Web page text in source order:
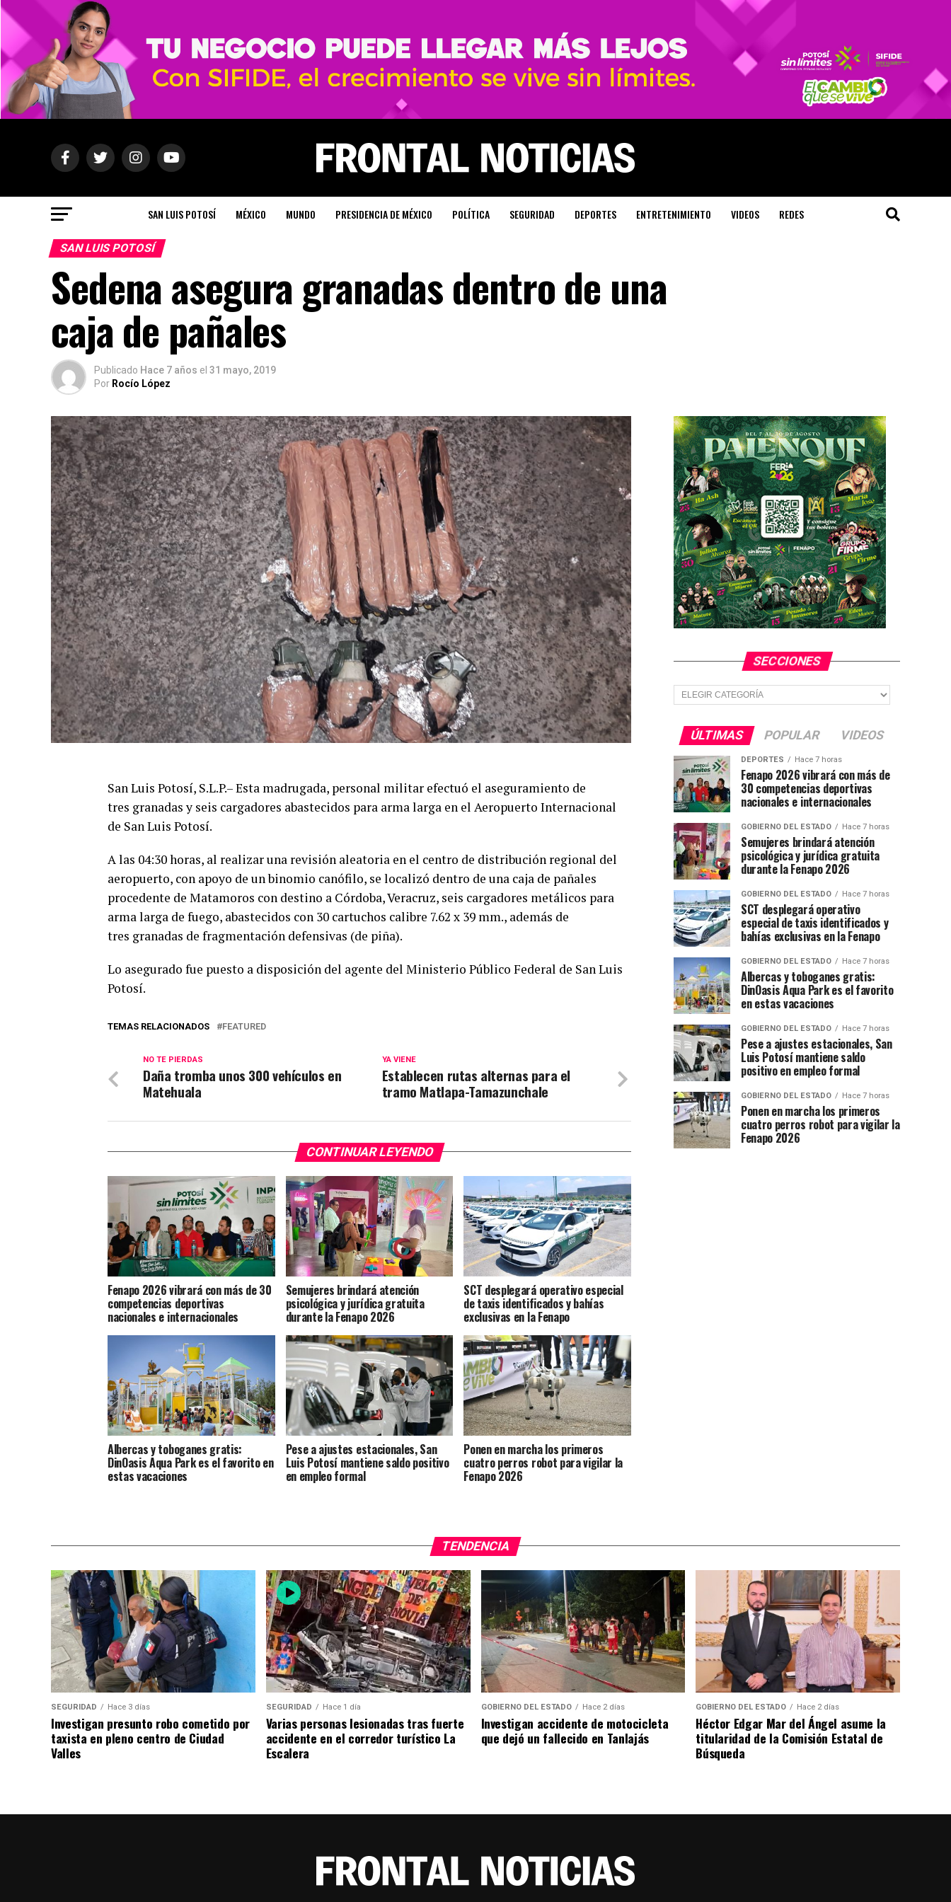
SAN LUIS POTOSÍ MÉXICO MUNDO PRESIDENCIA DE MÉXICO POLÍTICA SEGURIDAD DEPORTES ENTRETENIMIENTO VIDEOS REDES
SAN LUIS POTOSÍ
Sedena asegura granadas dentro de una
caja de pañales
Publicado Hace 7 años el 31 mayo, 2019
Por Rocío López
San Luis Potosí, S.L.P.–Esta madrugada, personal militar efectuó el aseguramiento de
tres granadasy seis cargadores abastecidos para arma larga en el Aeropuerto Internacional
de San Luis Potosí.
A las 04:30horas, al realizar una revisión aleatoria en el centro de distribución regional del
aeropuerto, con apoyo de un binomio canófilo, se localizó dentro de una caja de pañales
procedente de Matamoros con destino a Córdoba,Veracruz, seis cargadores metálicos para
arma larga de fuego, abastecidos con 30 cartuchos calibre 7.62 x 39 mm., además de
tres granadas de fragmentación defensivas (de piña).
Lo asegurado fue puesto a disposición del agente del Ministerio Público Federal de San Luis
Potosí.
TEMAS RELACIONADOS FEATURED
YA VIENE
Establecen rutas alternas para el
tramo Matlapa-Tamazunchale
NO TE PIERDAS
Daña tromba unos 300 vehículos en
Matehuala
CONTINUAR LEYENDO
Fenapo 2026 vibrará con más de 30
competencias deportivas
nacionales e internacionales
Semujeres brindará atención
psicológica y jurídica gratuita
durante la Fenapo 2026
SCT desplegará operativo especial
de taxis identificados y bahías
exclusivas en la Fenapo
Albercas y toboganes gratis:
DinOasis Aqua Park es el favorito en
estas vacaciones
Pese a ajustes estacionales, San
Luis Potosí mantiene saldo positivo
en empleo formal
Ponen en marcha los primeros
cuatro perros robot para vigilar la
Fenapo 2026
SECCIONES
Secciones
ÚLTIMAS POPULAR VIDEOS
DEPORTES Hace 7 horas
Fenapo 2026 vibrará con más de
30 competencias deportivas
nacionales e internacionales
GOBIERNO DEL ESTADO Hace 7 horas
Semujeres brindará atención
psicológica y jurídica gratuita
durante la Fenapo 2026
GOBIERNO DEL ESTADO Hace 7 horas
SCT desplegará operativo
especial de taxis identificados y
bahías exclusivas en la Fenapo
GOBIERNO DEL ESTADO Hace 7 horas
Albercas y toboganes gratis:
DinOasis Aqua Park es el favorito
en estas vacaciones
GOBIERNO DEL ESTADO Hace 7 horas
Pese a ajustes estacionales, San
Luis Potosí mantiene saldo
positivo en empleo formal
GOBIERNO DEL ESTADO Hace 7 horas
Ponen en marcha los primeros
cuatro perros robot para vigilar la
Fenapo 2026
TENDENCIA
SEGURIDAD Hace 3 días
Investigan presunto robo cometido por
taxista en pleno centro de Ciudad
Valles
SEGURIDAD Hace 1 día
Varias personas lesionadas tras fuerte
accidente en el corredor turístico La
Escalera
GOBIERNO DEL ESTADO Hace 2 días
Investigan accidente de motocicleta
que dejó un fallecido en Tanlajás
GOBIERNO DEL ESTADO Hace 2 días
Héctor Edgar Mar del Ángel asume la
titularidad de la Comisión Estatal de
Búsqueda